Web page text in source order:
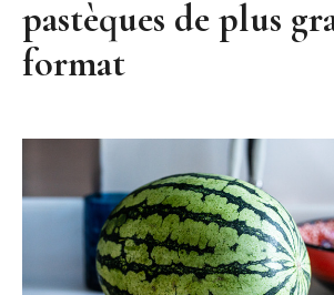
pastèques de plus
format